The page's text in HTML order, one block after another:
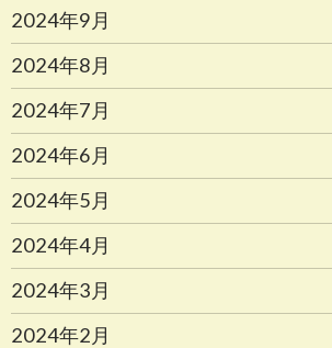
2024年9月
2024年8月
2024年7月
2024年6月
2024年5月
2024年4月
2024年3月
2024年2月